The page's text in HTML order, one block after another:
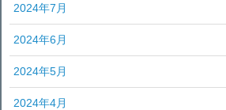
2024年7月
2024年6月
2024年5月
2024年4月